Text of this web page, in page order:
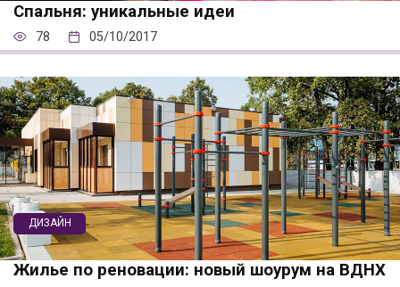
Спальня: уникальные идеи
78 05/10/2017
ДИЗАЙН
Жилье по реновации: новый шоурум на ВДНХ